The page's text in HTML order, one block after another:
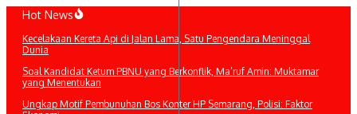
Lewati
konten
Hot News
Kecelakaan Kereta Api di Jalan Lama, Satu Pengendara Meninggal
Dunia
Soal Kandidat Ketum PBNU yang Berkonflik, Ma’ruf Amin: Muktamar
yang Menentukan
Ungkap Motif Pembunuhan Bos Konter HP Semarang, Polisi: Faktor